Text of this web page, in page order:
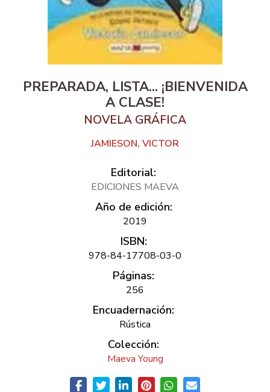
PREPARADA, LISTA... ¡BIENVENIDA
A CLASE!
NOVELA GRÁFICA
JAMIESON, VICTOR
Editorial:
EDICIONES MAEVA
Año de edición:
2019
ISBN:
978-84-17708-03-0
Páginas:
256
Encuadernación:
Rústica
Colección:
Maeva Young